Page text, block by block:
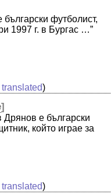
футболист,
1997 г. в Бургас …”
)
]
е български
който играе за
)